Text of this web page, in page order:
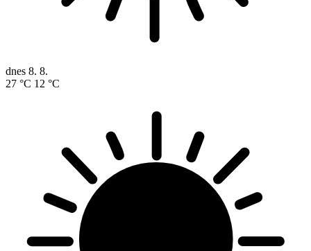
dnes 8. 8.
27 °C 12 °C